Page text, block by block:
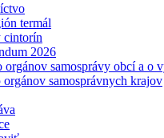
termál
cintorín
2026
samosprávy obcí a o
samosprávnych krajov